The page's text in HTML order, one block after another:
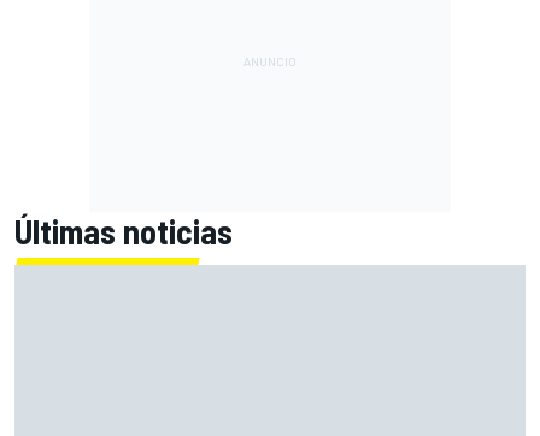
Últimas noticias